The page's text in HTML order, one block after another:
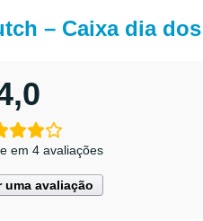
– Caixa dia
em 4 avaliações
uma avaliação